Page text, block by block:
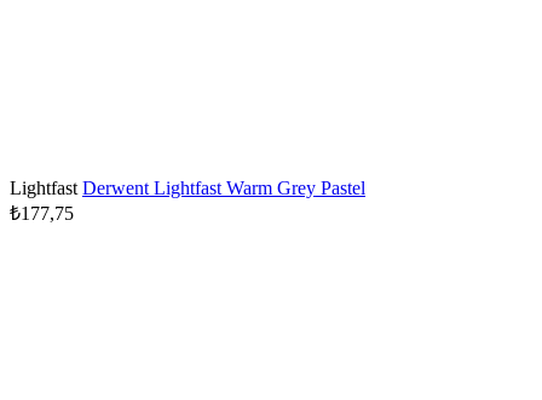
Lightfast Derwent Lightfast Warm Grey Pastel
₺177,75